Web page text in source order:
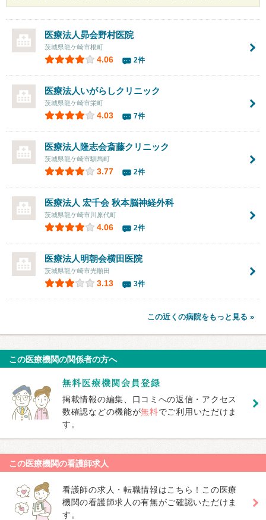
医療法人昴会野村医院
茨城県龍ケ崎市根町
4.06 2件
医療法人いがらしクリニック
茨城県龍ケ崎市栄町
4.03 7件
医療法人隆志会斎藤クリニック
茨城県龍ケ崎市馴馬町
3.77 2件
医療法人 宏千会 秋本脳神経外科
茨城県龍ケ崎市川原代町
4.06 2件
医療法人明朝会横田医院
茨城県龍ケ崎市光順田
3.13 3件
この近くの病院をもっと見る »
この医療機関の関係者の方へ
掲載情報の編集、口コミへの返信・アクセス
数確認などの機能が無料でご利用いただけま
す。
この医療機関の看護師求人
看護師の求人・転職情報はこちら！この医療
機関の看護師求人の有無がご確認いただけま
す。